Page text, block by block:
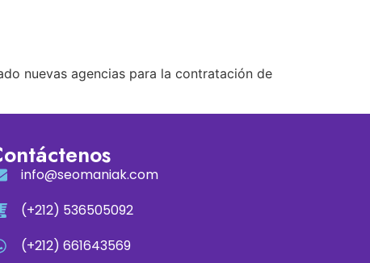
nuevas agencias para la contratación de
info@seomaniak.com
(+212) 536505092
(+212) 661643569